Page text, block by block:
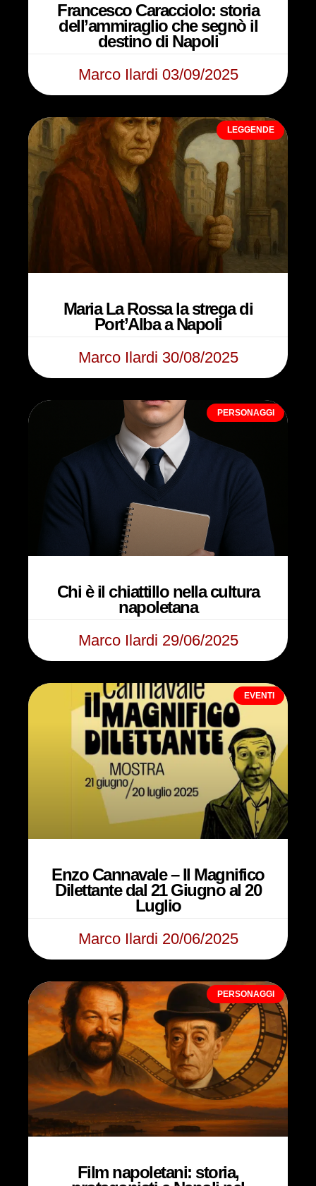
Francesco Caracciolo: storia
dell’ammiraglio che segnò il
destino di Napoli
Marco Ilardi 03/09/2025
LEGGENDE
Maria La Rossa la strega di
Port’Alba a Napoli
Marco Ilardi 30/08/2025
PERSONAGGI
Chi è il chiattillo nella cultura
napoletana
Marco Ilardi 29/06/2025
EVENTI
Enzo Cannavale – Il Magnifico
Dilettante dal 21 Giugno al 20
Luglio
Marco Ilardi 20/06/2025
PERSONAGGI
Film napoletani: storia,